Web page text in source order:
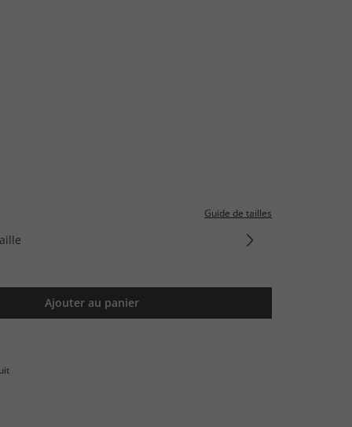
Guide de tailles
Ajouter au panier